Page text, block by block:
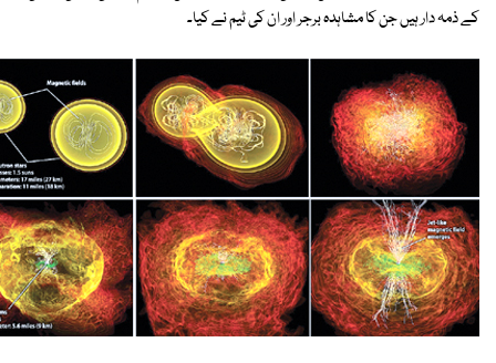
کے ذمہ دار ہیں جن کا مشاہدہ برجر اور ان کی ٹیم نے کیا۔